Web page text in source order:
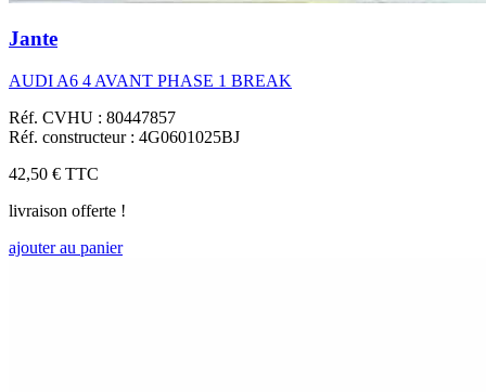
Jante
AUDI A6 4 AVANT PHASE 1 BREAK
Réf. CVHU : 80447857
Réf. constructeur : 4G0601025BJ
42,50 € TTC
livraison offerte !
ajouter au panier